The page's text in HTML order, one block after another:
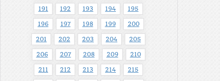
191 192 193 194 195
196 197 198 199 200
201 202 203 204 205
206 207 208 209 210
211 212 213 214 215